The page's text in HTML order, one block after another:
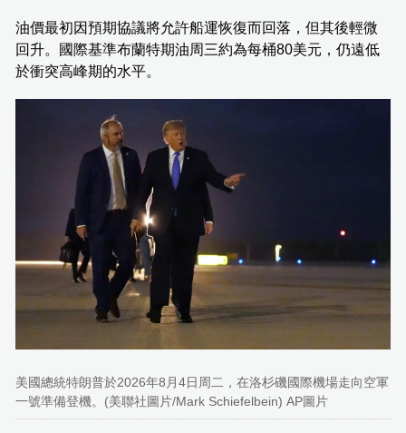
油價最初因預期協議將允許船運恢復而回落，但其後輕微
回升。國際基準布蘭特期油周三約為每桶80美元，仍遠低
於衝突高峰期的水平。
美國總統特朗普於2026年8月4日周二，在洛杉磯國際機場走向空軍
一號準備登機。(美聯社圖片/Mark Schiefelbein) AP圖片